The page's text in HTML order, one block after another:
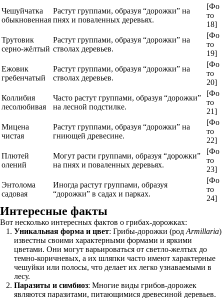
Чешуйчатка
обыкновенная
Растут группами, образуя “дорожки” на
пнях и поваленных деревьях.
[Фо
то
18]
Трутовик
серно-жёлтый
Растут группами, образуя “дорожки” на
стволах деревьев.
[Фо
то
19]
Ежовик
гребенчатый
Растут группами, образуя “дорожки” на
стволах деревьев.
[Фо
то
20]
Коллибия
лесолюбивая
Часто растут группами, образуя “дорожки”
на лесной подстилке.
[Фо
то
21]
Мицена
чистая
Растут группами, образуя “дорожки” на
гниющей древесине.
[Фо
то
22]
Плютей
олений
Могут расти группами, образуя “дорожки”
на пнях и поваленных деревьях.
[Фо
то
23]
Энтолома
садовая
Иногда растут группами, образуя
“дорожки” в садах и парках.
[Фо
то
24]
Интересные факты
Вот несколько интересных фактов о грибах-дорожках:
Уникальная форма и цвет: Грибы-дорожки (род Armillaria)
известны своими характерными формами и яркими
цветами. Они могут варьироваться от светло-желтых до
темно-коричневых, а их шляпки часто имеют характерные
чешуйки или полосы, что делает их легко узнаваемыми в
лесу.
Паразиты и симбиоз: Многие виды грибов-дорожек
являются паразитами, питающимися древесиной деревьев.